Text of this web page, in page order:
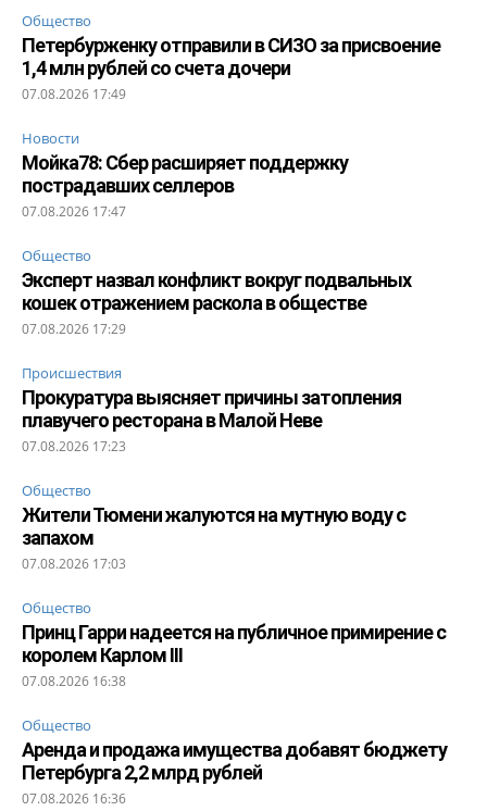
Общество
Петербурженку отправили в СИЗО за присвоение
1,4 млн рублей со счета дочери
07.08.2026 17:49
Новости
Мойка78: Сбер расширяет поддержку
пострадавших селлеров
07.08.2026 17:47
Общество
Эксперт назвал конфликт вокруг подвальных
кошек отражением раскола в обществе
07.08.2026 17:29
Происшествия
Прокуратура выясняет причины затопления
плавучего ресторана в Малой Неве
07.08.2026 17:23
Общество
Жители Тюмени жалуются на мутную воду с
запахом
07.08.2026 17:03
Общество
Принц Гарри надеется на публичное примирение с
королем Карлом III
07.08.2026 16:38
Общество
Аренда и продажа имущества добавят бюджету
Петербурга 2,2 млрд рублей
07.08.2026 16:36